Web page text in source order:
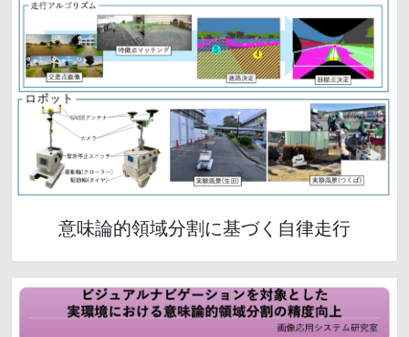
意味論的領域分割に基づく自律走行